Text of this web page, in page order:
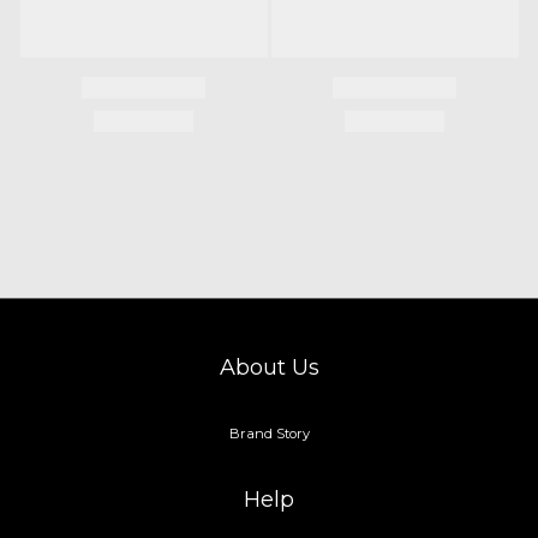
About Us
Brand Story
Help